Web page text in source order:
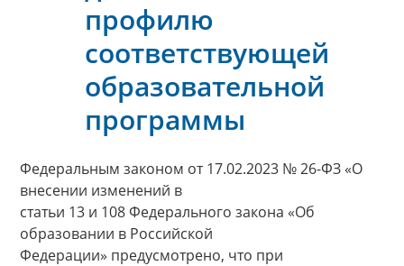
профилю
соответствующей
образовательной
программы
Федеральным законом от 17.02.2023 № 26-ФЗ «О
внесении изменений в
статьи 13 и 108 Федерального закона «Об
образовании в Российской
Федерации» предусмотрено, что при